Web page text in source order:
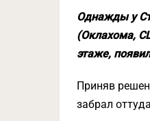
Однажды у
(Оклахома,
этаже,
Приняв
забрал